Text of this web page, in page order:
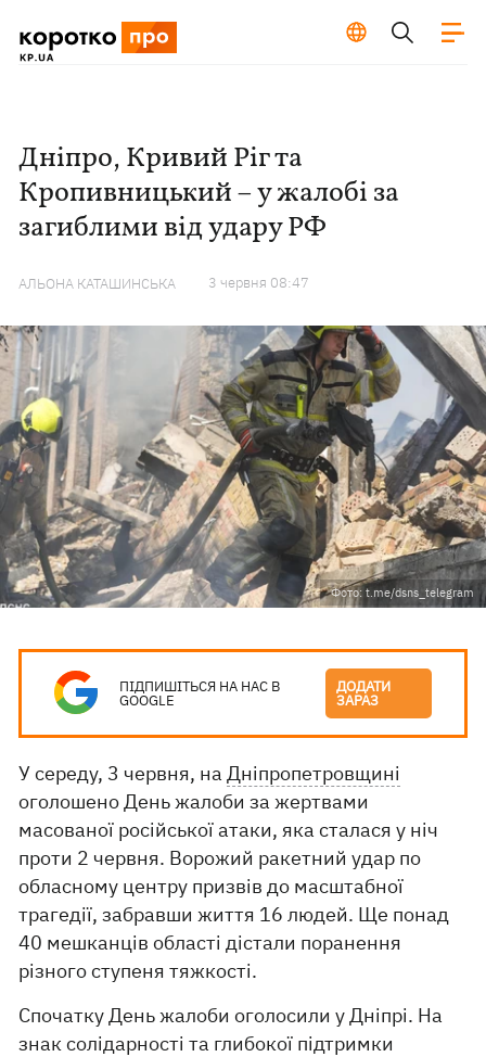
Дніпро, Кривий Ріг та
Кропивницький – у жалобі за
загиблими від удару РФ
АЛЬОНА КАТАШИНСЬКА 3 червня 08:47
Фото: t.me/dsns_telegram
ПІДПИШІТЬСЯ НА НАС В
GOOGLE
ДОДАТИ
ЗАРАЗ
У середу, 3 червня, наДніпропетровщині
оголошено День жалоби за жертвами
масованої російської атаки, яка сталася у ніч
проти 2 червня. Ворожий ракетний удар по
обласному центру призвів до масштабної
трагедії, забравши життя 16 людей. Ще понад
40 мешканців області дістали поранення
різного ступеня тяжкості.
Спочатку День жалоби оголосили у Дніпрі. На
знак солідарності та глибокої підтримки